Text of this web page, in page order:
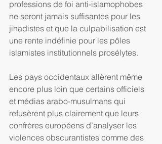
professions de foi anti-islamophobes
ne seront jamais suffisantes pour les
jihadistes et que la culpabilisation est
une rente indéfinie pour les pôles
islamistes institutionnels prosélytes.
Les pays occidentaux allèrent même
encore plus loin que certains officiels
et médias arabo-musulmans qui
refusèrent plus clairement que leurs
confrères européens d’analyser les
violences obscurantistes comme des